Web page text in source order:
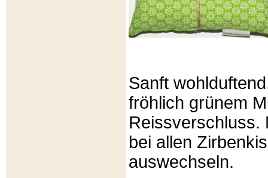
Sanft
fröhlich grünem
Reissverschluss.
bei allen
auswechseln.